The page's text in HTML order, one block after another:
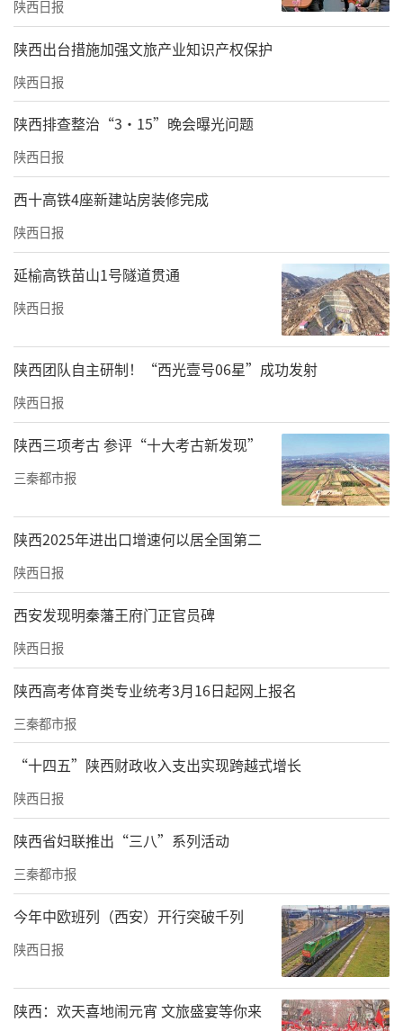
陕西日报
​陕西出台措施加强文旅产业知识产权保护
陕西日报
陕西排查整治“3·15”晚会曝光问题
陕西日报
西十高铁4座新建站房装修完成
陕西日报
延榆高铁苗山1号隧道贯通
陕西日报
陕西团队自主研制！“西光壹号06星”成功发射
陕西日报
陕西三项考古 参评“十大考古新发现”
三秦都市报
陕西2025年进出口增速何以居全国第二
陕西日报
西安发现明秦藩王府门正官员碑
陕西日报
陕西高考体育类专业统考3月16日起网上报名
三秦都市报
“十四五”陕西财政收入支出实现跨越式增长
陕西日报
陕西省妇联推出“三八”系列活动
三秦都市报
今年中欧班列（西安）开行突破千列
陕西日报
陕西：欢天喜地闹元宵 文旅盛宴等你来